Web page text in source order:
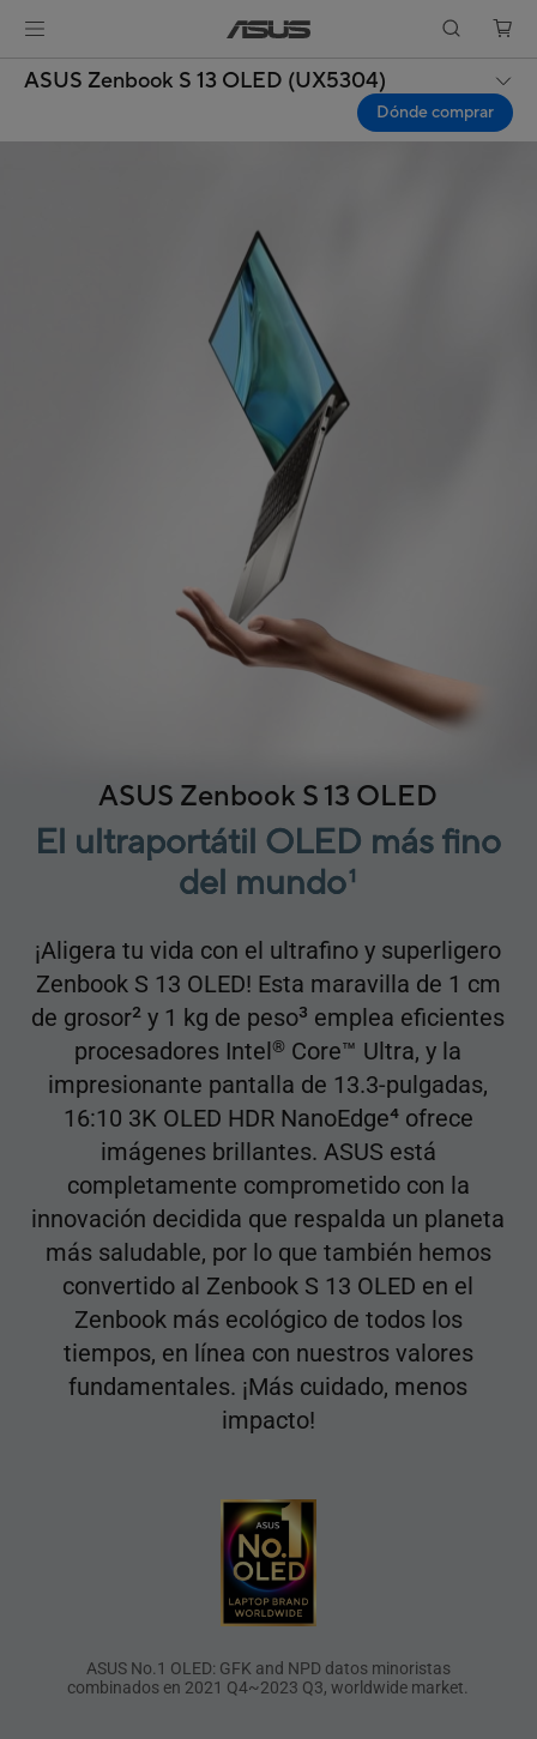
ASUS Zenbook S 13 OLED (UX5304)
Dónde comprar
ASUS Zenbook S 13 OLED
El ultraportátil OLED más fino
del mundo1
¡Aligera tu vida con el ultrafino y superligero
Zenbook S 13 OLED! Esta maravilla de 1 cm
de grosor2 y 1 kg de peso3 emplea eficientes
procesadores Intel® Core™ Ultra, y la
impresionante pantalla de 13.3-pulgadas,
16:10 3K OLED HDR NanoEdge4ofrece
imágenes brillantes. ASUS está
completamente comprometido con la
innovación decidida que respalda un planeta
más saludable, por lo que también hemos
convertido al Zenbook S 13 OLED en el
Zenbook más ecológico de todos los
tiempos, en línea con nuestros valores
fundamentales. ¡Más cuidado, menos
impacto!
ASUS No.1 OLED: GFK and NPD datos minoristas
combinados en 2021 Q4~2023 Q3, worldwide market.